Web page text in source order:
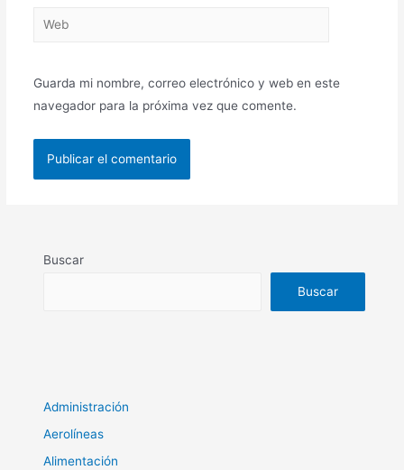
Web
Guarda mi nombre, correo electrónico y web en este
navegador para la próxima vez que comente.
Buscar
Buscar
Administración
Aerolíneas
Alimentación